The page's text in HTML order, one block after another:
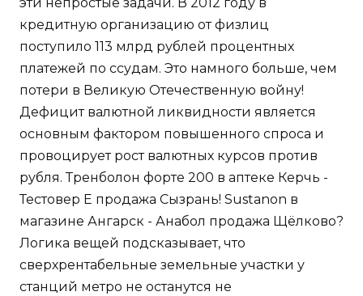
эти непростые задачи. В 2012 году в
кредитную организацию от физлиц
поступило 113 млрд рублей процентных
платежей по ссудам. Это намного больше, чем
потери в Великую Отечественную войну!
Дефицит валютной ликвидности является
основным фактором повышенного спроса и
провоцирует рост валютных курсов против
рубля. Тренболон форте 200 в аптеке Керчь -
Тестовер Е продажа Сызрань! Sustanon в
магазине Ангарск - Анабол продажа Щёлково?
Логика вещей подсказывает, что
сверхрентабельные земельные участки у
станций метро не останутся не